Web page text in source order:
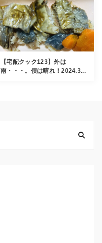
【宅配クック123】外は
雨・・・。僕は晴れ！2024.3...